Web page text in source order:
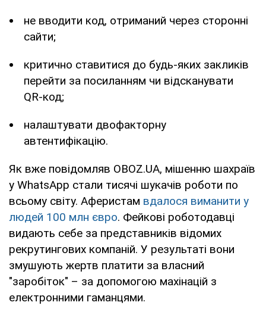
не вводити код, отриманий через сторонні
сайти;
критично ставитися до будь-яких закликів
перейти за посиланням чи відсканувати
QR-код;
налаштувати двофакторну
автентифікацію.
Як вже повідомляв OBOZ.UA, мішенню шахраїв
у WhatsApp стали тисячі шукачів роботи по
всьому світу. Аферистам вдалося виманити у
людей 100 млн євро. Фейкові роботодавці
видають себе за представників відомих
рекрутингових компаній. У результаті вони
змушують жертв платити за власний
"заробіток" – за допомогою махінацій з
електронними гаманцями.